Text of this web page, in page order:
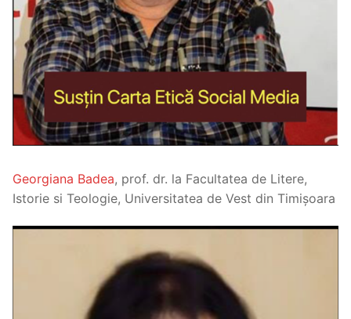
Georgiana Badea, prof. dr. la Facultatea de Litere,
Istorie si Teologie, Universitatea de Vest din Timișoara